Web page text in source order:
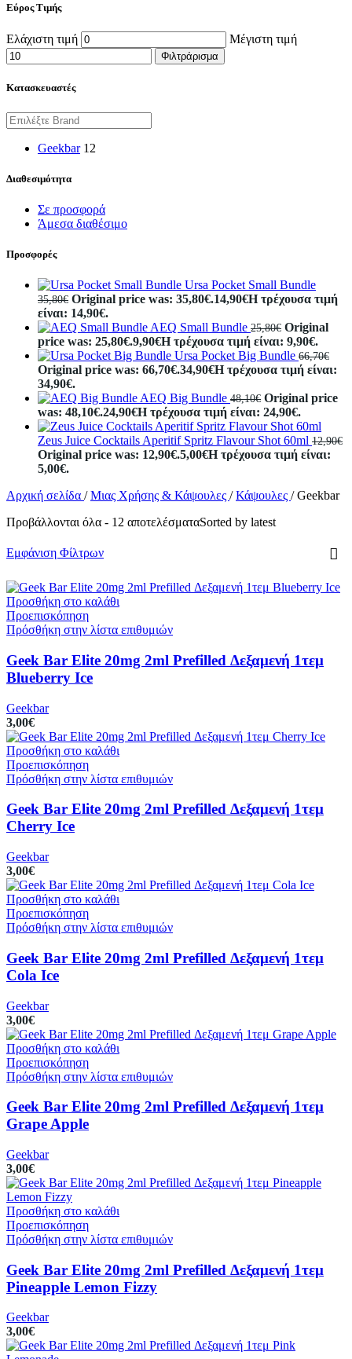
Εύρος Τιμής
Ελάχιστη τιμή Μέγιστη τιμή
Φιλτράρισμα
Κατασκευαστές
Geekbar 12
Διαθεσιμότητα
Σε προσφορά
Άμεσα διαθέσιμο
Προσφορές
Ursa Pocket Small Bundle
35,80€ Original price was: 35,80€.14,90€Η τρέχουσα τιμή
είναι: 14,90€.
AEQ Small Bundle 25,80€ Original
price was: 25,80€.9,90€Η τρέχουσα τιμή είναι: 9,90€.
Ursa Pocket Big Bundle 66,70€
Original price was: 66,70€.34,90€Η τρέχουσα τιμή είναι:
34,90€.
AEQ Big Bundle 48,10€ Original price
was: 48,10€.24,90€Η τρέχουσα τιμή είναι: 24,90€.
Zeus Juice Cocktails Aperitif Spritz Flavour Shot 60ml 12,90€
Original price was: 12,90€.5,00€Η τρέχουσα τιμή είναι:
5,00€.
Αρχική σελίδα / Μιας Χρήσης & Κάψουλες / Κάψουλες / Geekbar
Προβάλλονται όλα - 12 αποτελέσματαSorted by latest
Εμφάνιση Φίλτρων
Προσθήκη στο καλάθι
Προεπισκόπηση
Πρόσθήκη στην λίστα επιθυμιών
Geek Bar Elite 20mg 2ml Prefilled Δεξαμενή 1τεμ
Blueberry Ice
Geekbar
3,00€
Προσθήκη στο καλάθι
Προεπισκόπηση
Πρόσθήκη στην λίστα επιθυμιών
Geek Bar Elite 20mg 2ml Prefilled Δεξαμενή 1τεμ
Cherry Ice
Geekbar
3,00€
Προσθήκη στο καλάθι
Προεπισκόπηση
Πρόσθήκη στην λίστα επιθυμιών
Geek Bar Elite 20mg 2ml Prefilled Δεξαμενή 1τεμ
Cola Ice
Geekbar
3,00€
Προσθήκη στο καλάθι
Προεπισκόπηση
Πρόσθήκη στην λίστα επιθυμιών
Geek Bar Elite 20mg 2ml Prefilled Δεξαμενή 1τεμ
Grape Apple
Geekbar
3,00€
Προσθήκη στο καλάθι
Προεπισκόπηση
Πρόσθήκη στην λίστα επιθυμιών
Geek Bar Elite 20mg 2ml Prefilled Δεξαμενή 1τεμ
Pineapple Lemon Fizzy
Geekbar
3,00€